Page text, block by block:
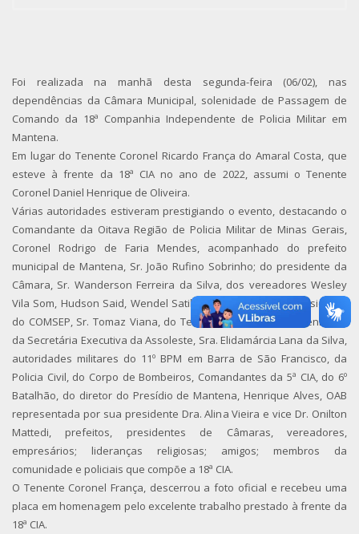
Foi realizada na manhã desta segunda-feira (06/02), nas
dependências da Câmara Municipal, solenidade de Passagem de
Comando da 18ª Companhia Independente de Policia Militar em
Mantena.
Em lugar do Tenente Coronel Ricardo França do Amaral Costa, que
esteve à frente da 18ª CIA no ano de 2022, assumi o Tenente
Coronel Daniel Henrique de Oliveira.
Várias autoridades estiveram prestigiando o evento, destacando o
Comandante da Oitava Região de Policia Militar de Minas Gerais,
Coronel Rodrigo de Faria Mendes, acompanhado do prefeito
municipal de Mantena, Sr. João Rufino Sobrinho; do presidente da
Câmara, Sr. Wanderson Ferreira da Silva, dos vereadores Wesley
Vila Som, Hudson Said, Wendel Satil, Valtair Galvani, do Presidente
do COMSEP, Sr. Tomaz Viana, do Tenente Coronel Paulo Henrique,
da Secretária Executiva da Assoleste, Sra. Elidamárcia Lana da Silva,
autoridades militares do 11º BPM em Barra de São Francisco, da
Policia Civil, do Corpo de Bombeiros, Comandantes da 5ª CIA, do 6º
Batalhão, do diretor do Presídio de Mantena, Henrique Alves, OAB
representada por sua presidente Dra. Alina Vieira e vice Dr. Onilton
Mattedi, prefeitos, presidentes de Câmaras, vereadores,
empresários; lideranças religiosas; amigos; membros da
comunidade e policiais que compõe a 18ª CIA.
O Tenente Coronel França, descerrou a foto oficial e recebeu uma
placa em homenagem pelo excelente trabalho prestado à frente da
18ª CIA.